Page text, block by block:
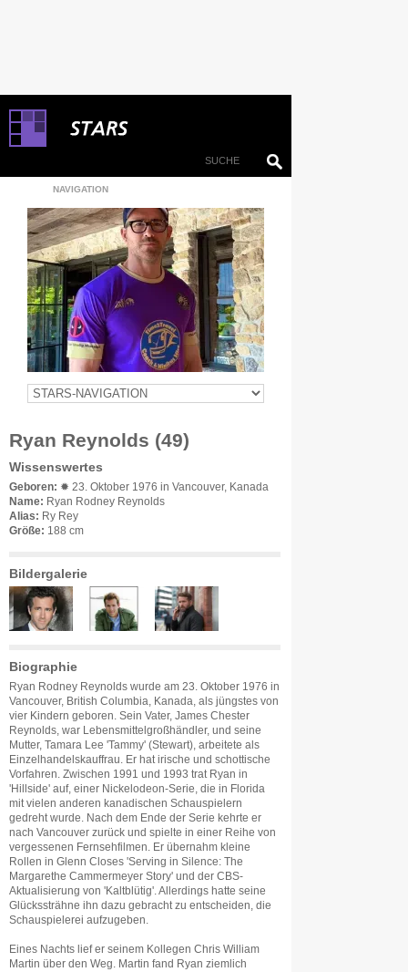
NAVIGATION
Ryan Reynolds (49)
Wissenswertes
Geboren: ✹ 23. Oktober 1976 in Vancouver, Kanada
Name: Ryan Rodney Reynolds
Alias: Ry Rey
Größe: 188 cm
Bildergalerie
Biographie
Ryan Rodney Reynolds wurde am 23. Oktober 1976 in
Vancouver, British Columbia, Kanada, als jüngstes von
vier Kindern geboren. Sein Vater, James Chester
Reynolds, war Lebensmittelgroßhändler, und seine
Mutter, Tamara Lee 'Tammy' (Stewart), arbeitete als
Einzelhandelskauffrau. Er hat irische und schottische
Vorfahren. Zwischen 1991 und 1993 trat Ryan in
'Hillside' auf, einer Nickelodeon-Serie, die in Florida
mit vielen anderen kanadischen Schauspielern
gedreht wurde. Nach dem Ende der Serie kehrte er
nach Vancouver zurück und spielte in einer Reihe von
vergessenen Fernsehfilmen. Er übernahm kleine
Rollen in Glenn Closes 'Serving in Silence: The
Margarethe Cammermeyer Story' und der CBS-
Aktualisierung von 'Kaltblütig'. Allerdings hatte seine
Glückssträhne ihn dazu gebracht zu entscheiden, die
Schauspielerei aufzugeben.
Eines Nachts lief er seinem Kollegen Chris William
Martin über den Weg. Martin fand Ryan ziemlich